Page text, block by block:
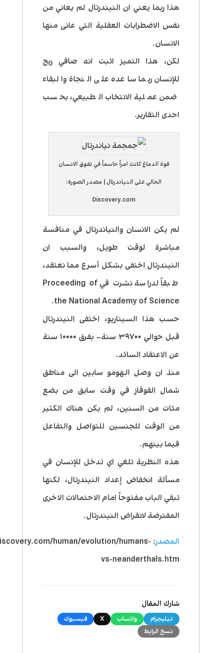
هذا ربما يعني ان النيندرتال لم يعاني من
نفس الاضطرابات العقلية التي عانى منها
الانسان.
لكن، هذا التميز اثبت انه صافي ربح
للإنسان ربما ساعده على النجاة والبقاء
ضمن عملية الانتخاب الطبيعي، بحسب
احدى التقارير.
قوة الدماغ كانت امراً حاسماً في تفوق الانسان
الحالي على النياندرتال | مصدر الصورة:
Discovery.com
لم يكن الانسان والنياندرتال في منافسة
مباشرة لوقت طويل، والسبب ان
النيندرتال اختفى بشكل أسرع مما نعتقد،
طبقاً لدراسة نشرت في Proceeding of
the National Academy of Science.
حسب هذا السيناريو، اختفى النيندرتال
قبل حوالي ٣٩٧٠٠ سنة– بفرق ١٠٠٠٠ سنة
عن الاعتقاد السائد.
منذ ان وصل الـهومو سابين الى مناطق
شمال القوقاز في وقت سابق من بضع
مئات من السنين، لم يكن هناك الكثير
من الوقت للجنسين للتواصل والتفاعل
فيما بينهم.
هذه النظرية تلغي اي تدخل للإنسان في
مسألة انخفاض إعداد النيندرتال، لكنها
تبقي الباب مفتوحاً امام الاحتمالات الاخرى
المفترضة لانقراض النيندرتال.
المصدر human/evolution/humans-
vs-neanderthals.htm
شارك المقال
تيليجرام واتساب X
فيسبوك
نسخ الرابط